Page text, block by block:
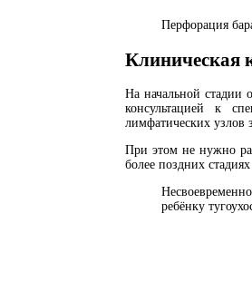
Перфорация
Клиническая
На начальной стадии
консультацией к
лимфатических узлов
При этом не нужно
более поздних
ребёнку